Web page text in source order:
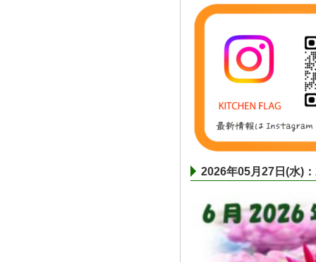
2026年05月27日(水)